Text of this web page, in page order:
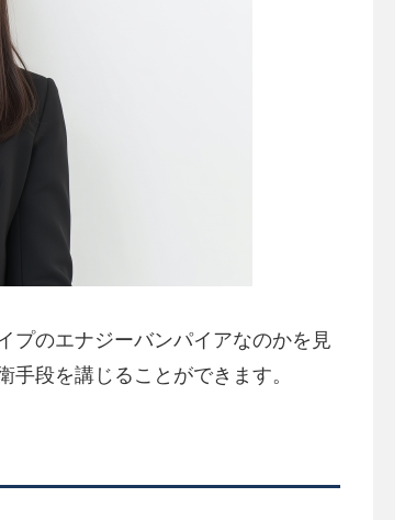
プのエナジーバンパイアなのかを見
段を講じることができます。